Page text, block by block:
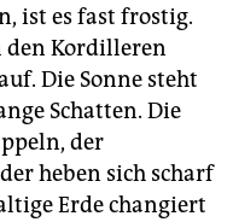
ist es fast frostig.
den Kordilleren
Die Sonne steht
Schatten. Die
der
heben sich scharf
Erde changiert